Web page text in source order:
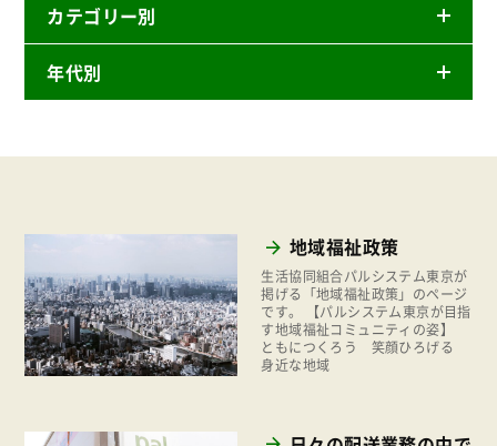
カテゴリー別
ニュースリリース
商品
環境
地域コミュニティ
組合員活動
平和と国際連帯
お米の出前授業
年代別
2022年
2021年
2020年
地域福祉政策
生活協同組合パルシステム東京が
掲げる「地域福祉政策」のページ
です。 【パルシステム東京が目指
す地域福祉コミュニティの姿】
ともにつくろう 笑顔ひろげる
身近な地域